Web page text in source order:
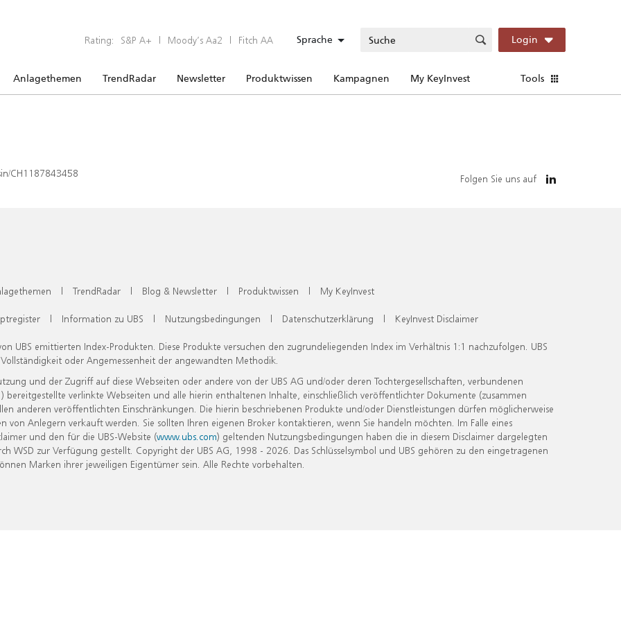
Rating: S&P A+ | Moody’s Aa2 | Fitch AA Sprache Login
Anlagethemen TrendRadar Newsletter Produktwissen Kampagnen My KeyInvest Tools
CH1187843458 Folgen Sie uns auf
| TrendRadar | Blog & Newsletter | Produktwissen | My KeyInvest
| Information zu UBS | Nutzungsbedingungen | Datenschutzerklärung | KeyInvest Disclaimer
UBS emittierten Index-Produkten. Diese Produkte versuchen den zugrundeliegenden Index im Verhältnis 1:1 nachzufolgen. UBS
oder Angemessenheit der angewandten Methodik.
und der Zugriff auf diese Webseiten oder andere von der UBS AG und/oder deren Tochtergesellschaften, verbundenen
verlinkte Webseiten und alle hierin enthaltenen Inhalte, einschließlich veröffentlichter Dokumente (zusammen
anderen veröffentlichten Einschränkungen. Die hierin beschriebenen Produkte und/oder Dienstleistungen dürfen möglicherweise
Anlegern verkauft werden. Sie sollten Ihren eigenen Broker kontaktieren, wenn Sie handeln möchten. Im Falle eines
und den für die UBS-Website (www.ubs.com) geltenden Nutzungsbedingungen haben die in diesem Disclaimer dargelegten
zur Verfügung gestellt. Copyright der UBS AG, 1998 - 2026. Das Schlüsselsymbol und UBS gehören zu den eingetragenen
Marken ihrer jeweiligen Eigentümer sein. Alle Rechte vorbehalten.